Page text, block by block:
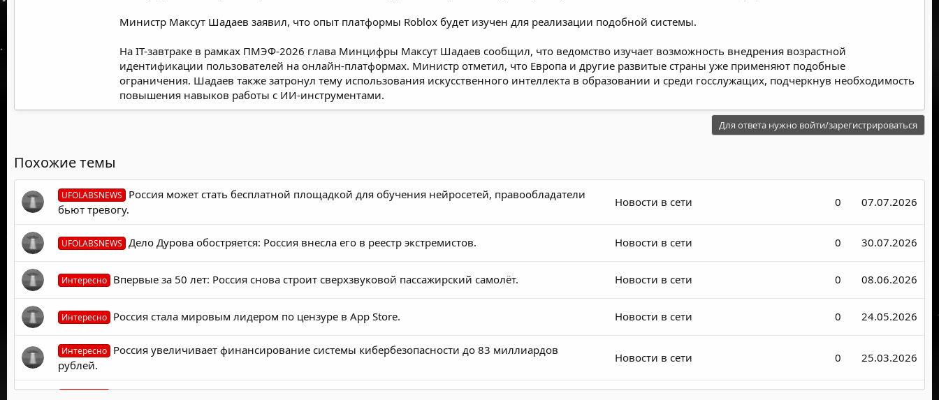
Министр Максут Шадаев заявил, что опыт платформы Roblox будет изучен для реализации подобной системы.
На IT-завтраке в рамках ПМЭФ-2026 глава Минцифры Максут Шадаев сообщил, что ведомство изучает возможность внедрения возрастной
идентификации пользователей на онлайн-платформах. Министр отметил, что Европа и другие развитые страны уже применяют подобные
ограничения. Шадаев также затронул тему использования искусственного интеллекта в образовании и среди госслужащих, подчеркнув необходимость
повышения навыков работы с ИИ-инструментами.
Для ответа нужно войти/зарегистрироваться
Похожие темы
UFOLABSNEWS
Россия может стать бесплатной площадкой для обучения нейросетей, правообладатели
бьют тревогу.
Новости в сети 0 07.07.2026
UFOLABSNEWS Дело Дурова обостряется: Россия внесла его в реестр экстремистов. Новости в сети 0 30.07.2026
Интересно Впервые за 50 лет: Россия снова строит сверхзвуковой пассажирский самолёт. Новости в сети 0 08.06.2026
Интересно Россия стала мировым лидером по цензуре в App Store. Новости в сети 0 24.05.2026
Интересно Россия увеличивает финансирование системы кибербезопасности до 83 миллиардов
рублей.
Новости в сети 0 25.03.2026
Остров Рунет за триллион. Как Россия планирует окончательно отгородиться от мировой